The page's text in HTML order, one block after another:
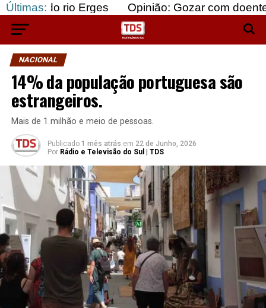
Últimas:
Erges Opinião: Gozar com doentes e bajular
NACIONAL
14% da população portuguesa são
estrangeiros.
Mais de 1 milhão e meio de pessoas.
Publicado 1 mês atrás em 22 de Junho, 2026
Por Rádio e Televisão do Sul | TDS